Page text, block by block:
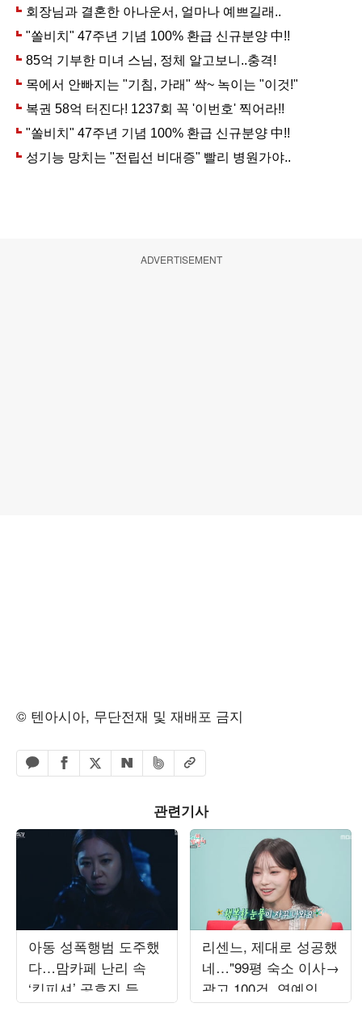
ADVERTISEMENT
© 텐아시아, 무단전재 및 재배포 금지
카카오톡 공유하기
페이스북 공유하기
엑스 공유하기
네이버 공유하기
밴드 공유하기
URL복사
관련기사
아동 성폭행범 도주했
다…맘카페 난리 속
‘킹피셔’ 공효진 등판
(‘유부녀 킬러’)
리센느, 제대로 성공했
네…"99평 숙소 이사→
광고 100건, 연예인병
경계" ('전참시')